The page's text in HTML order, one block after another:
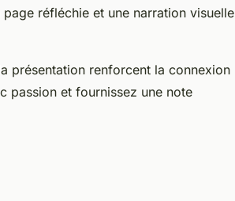
réfléchie et une narration visuelle
présentation renforcent la connexion
passion et fournissez une note